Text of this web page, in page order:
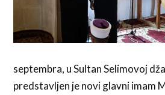
septembra, u Sultan Selimovoj
predstavljen je novi glavni imam